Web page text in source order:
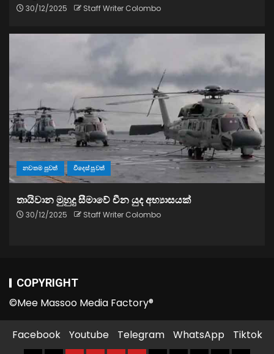
30/12/2025 Staff Writer Colombo
නවතම පුවත් විදෙස් පුවත්
තායිවාන මුහුදු සීමාවේ චීන යුද අභ්‍යාසයක්
30/12/2025 Staff Writer Colombo
COPYRIGHT
©Mee Massoo Media Factory®
Facebook Youtube Telegram WhatsApp Tiktok